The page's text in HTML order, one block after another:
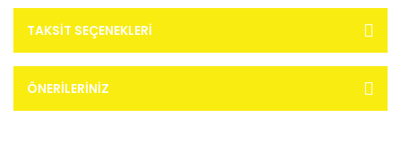
TAKSIT SEÇENEKLERI
ÖNERILERINIZ